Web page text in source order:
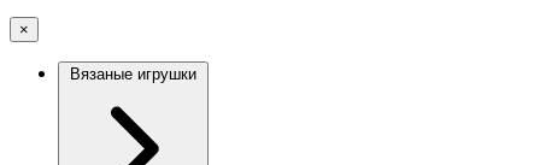
×
Вязаные игрушки